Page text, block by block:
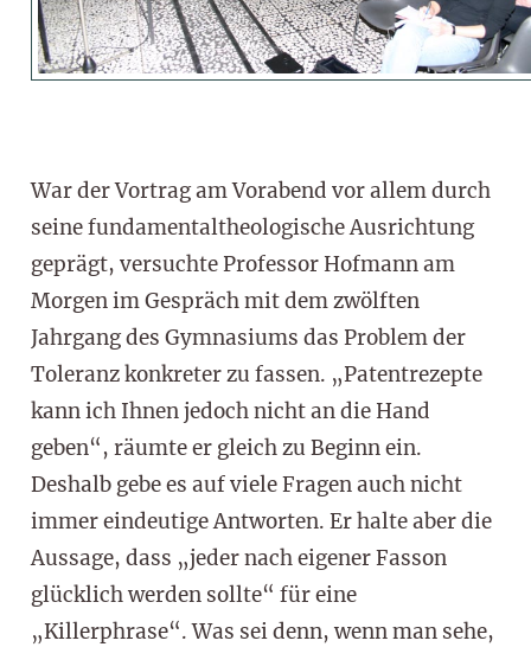
War der Vortrag am Vorabend vor allem durch
seine fundamentaltheologische Ausrichtung
geprägt, versuchte Professor Hofmann am
Morgen im Gespräch mit dem zwölften
Jahrgang des Gymnasiums das Problem der
Toleranz konkreter zu fassen. „Patentrezepte
kann ich Ihnen jedoch nicht an die Hand
geben“, räumte er gleich zu Beginn ein.
Deshalb gebe es auf viele Fragen auch nicht
immer eindeutige Antworten. Er halte aber die
Aussage, dass „jeder nach eigener Fasson
glücklich werden sollte“ für eine
„Killerphrase“. Was sei denn, wenn man sehe,